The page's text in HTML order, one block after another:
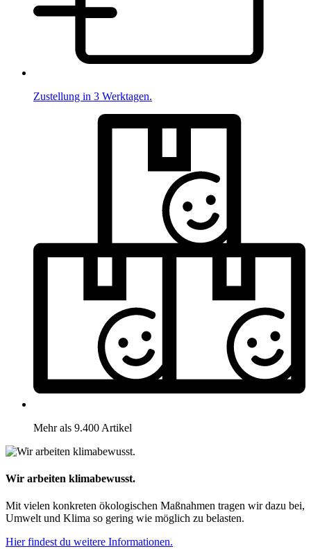
Zustellung in 3 Werktagen.
Mehr als 9.400 Artikel
Wir arbeiten klimabewusst.
Mit vielen konkreten ökologischen Maßnahmen tragen wir dazu bei,
Umwelt und Klima so gering wie möglich zu belasten.
Hier findest du weitere Informationen.